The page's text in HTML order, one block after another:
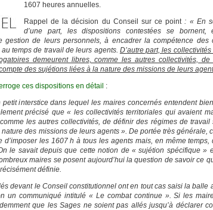
1607 heures annuelles.
Rappel de la décision du Conseil sur ce point: « En
d’une part, les dispositions contestées se bornent,
gestion de leurs personnels, à encadrer la compétence des
temps de travail de leurs agents. D’autre part, les
demeurent libres, comme les autres collectivités,
des sujétions liées à la nature des missions de leurs
ces dispositions en détail :
interstice dans lequel les maires concernés entendent
précisé que « les collectivités territoriales qui avaient
les autres collectivités, de définir des régimes de travail
des missions de leurs agents ». De portée très générale,
les 1607 h à tous les agents mais, en même temps,
le savait depuis que cette notion de « sujétion spécifique »
maires se posent aujourd’hui la question de savoir ce
définie.
devant le Conseil constitutionnel ont en tout cas saisi la balle
un communiqué intitulé « Le combat continue ». Si les
que les Sages ne soient pas allés jusqu’à déclarer